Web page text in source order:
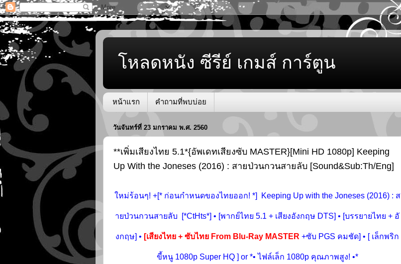
โหลดหนัง ซีรีย์ เกมส์ การ์ตูน
หน้าแรก คำถามที่พบบ่อย
วันจันทร์ที่ 23 มกราคม พ.ศ. 2560
**เพิ่มเสียงไทย 5.1*{อัพเดทเสียงซับ MASTER}[Mini HD 1080p] Keeping
Up With the Joneses (2016) : สายป่วนกวนสายลับ [Sound&Sub:Th/Eng]
ใหม่ร้อนๆ! +[* ก่อนกำหนดของไทยออก! *] Keeping Up with the Joneses (2016) : ส
ายป่วนกวนสายลับ [*CtHts*] • [พากย์ไทย 5.1 + เสียงอังกฤษ DTS] • [บรรยายไทย + อั
งกฤษ] • [เสียงไทย + ซับไทย From Blu-Ray MASTER +ซับ PGS คมชัด] • [ เล็กพริก
ขี้หนู 1080p Super HQ ] or *• ไฟล์เล็ก 1080p คุณภาพสูง! •*